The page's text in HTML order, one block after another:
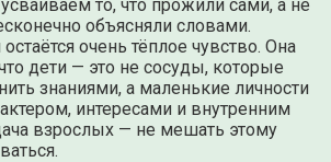
то, что прожили сами, а не
объясняли словами.
очень тёплое чувство. Она
дети — это не сосуды, которые
знаниями, а маленькие личности
интересами и внутренним
взрослых — не мешать этому